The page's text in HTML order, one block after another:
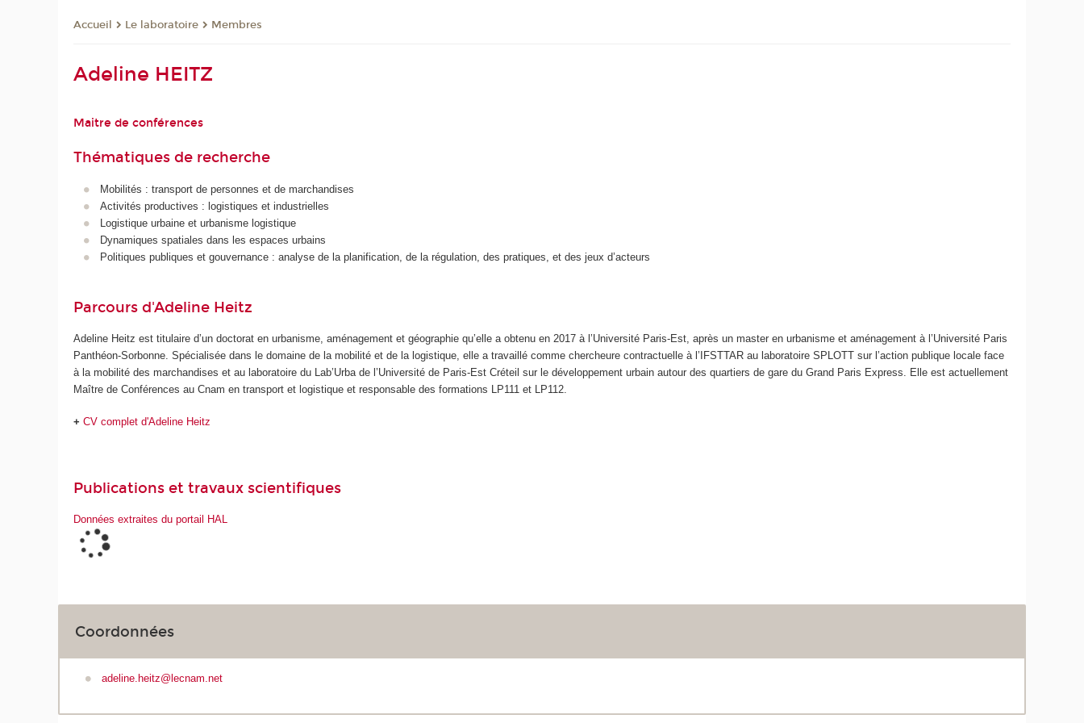
Accueil Le laboratoire Membres
Adeline HEITZ
Maitre de conférences
Thématiques de recherche
Mobilités : transport de personnes et de marchandises
Activités productives : logistiques et industrielles
Logistique urbaine et urbanisme logistique
Dynamiques spatiales dans les espaces urbains
Politiques publiques et gouvernance : analyse de la planification, de la régulation, des pratiques, et des jeux d’acteurs
Parcours d'Adeline Heitz
Adeline Heitz est titulaire d’un doctorat en urbanisme, aménagement et géographie qu’elle a obtenu en 2017 à l’Université Paris-Est, après un master en urbanisme et aménagement à l’Université Paris
Panthéon-Sorbonne. Spécialisée dans le domaine de la mobilité et de la logistique, elle a travaillé comme chercheure contractuelle à l’IFSTTAR au laboratoire SPLOTT sur l’action publique locale face
à la mobilité des marchandises et au laboratoire du Lab’Urba de l’Université de Paris-Est Créteil sur le développement urbain autour des quartiers de gare du Grand Paris Express. Elle est actuellement
Maître de Conférences au Cnam en transport et logistique et responsable des formations LP111 et LP112.
+CV complet d'Adeline Heitz
Publications et travaux scientifiques
Données extraites du portail HAL
Coordonnées
adeline.heitz@lecnam.net